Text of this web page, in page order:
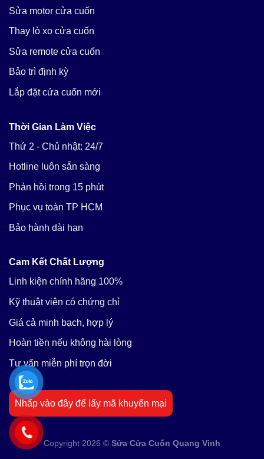
Sửa motor cửa cuốn
Thay lò xo cửa cuốn
Sửa remote cửa cuốn
Bảo trì định kỳ
Lắp đặt cửa cuốn mới
Thời Gian Làm Việc
Thứ 2 - Chủ nhật: 24/7
Hotline luôn sẵn sàng
Phản hồi trong 15 phút
Phục vụ toàn TP HCM
Bảo hành dài hạn
Cam Kết Chất Lượng
Linh kiện chính hãng 100%
Kỹ thuật viên có chứng chỉ
Giá cả minh bạch, hợp lý
Hoàn tiền nếu không hài lòng
Tư vấn miễn phí trọn đời
Nhấp vào đây để lấy mã khuyến mại
Copyright 2026 © Sửa Cửa Cuốn Quang Vinh